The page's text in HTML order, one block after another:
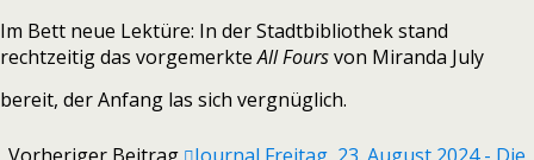
Im Bett neue Lektüre: In der Stadtbibliothek stand
rechtzeitig das vorgemerkteAll Foursvon Miranda July
bereit, der Anfang las sich vergnüglich.